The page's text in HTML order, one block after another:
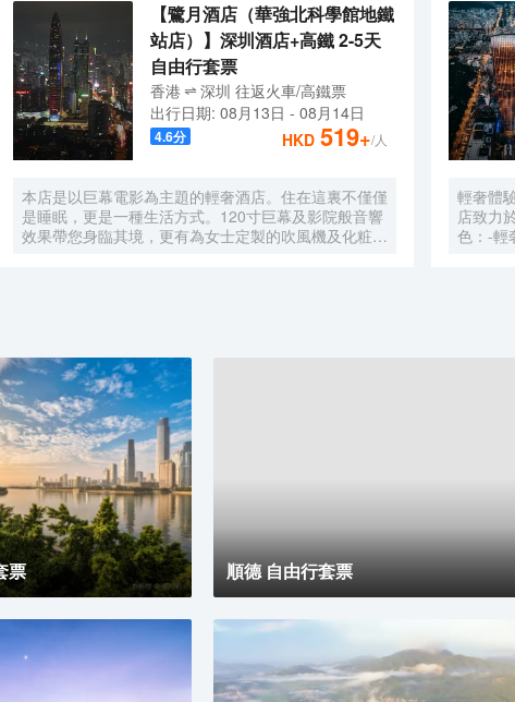
【鷺月酒店（華強北科學館地鐵
站店）】深圳酒店+高鐵 2-5天
自由行套票
香港 深圳 往返火車/高鐵票
出行日期: 08月13日 - 08月14日
4.6分 HKD 519+/人
本店是以巨幕電影為主題的輕奢酒店。住在這裏不僅僅
是睡眠，更是一種生活方式。120寸巨幕及影院般音響
效果帶您身臨其境，更有為女士定製的吹風機及化粧
輕奢體
店致力
色：-輕
影院
房，
輕鬆
選。
蓋所
票 順德 自由行套票